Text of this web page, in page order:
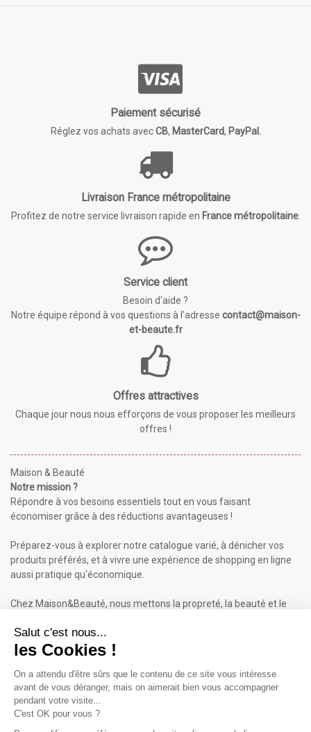
Paiement sécurisé
Réglez vos achats avecCB, MasterCard, PayPal.
Livraison France métropolitaine
Profitez de notre service livraison rapide en France métropolitaine.
Service client
Besoin d'aide ?
Notre équipe répond à vos questions à l'adresse contact@maison-
et-beaute.fr
Offres attractives
Chaque jour nous nous efforçons de vous proposer les meilleurs
offres !
Maison & Beauté
Notre mission ?
Répondre à vos besoins essentiels tout en vous faisant
économiser grâce à des réductions avantageuses !
Préparez-vous à explorer notre catalogue varié, à dénicher vos
produits préférés, et à vivre une expérience de shopping en ligne
aussi pratique qu'économique.
Chez Maison&Beauté, nous mettons la propreté, la beauté et le
Maison & Beauté : Informations
À propos de nous
Conditions générales de vente (CGV)
Plan du site
Contactez-nous